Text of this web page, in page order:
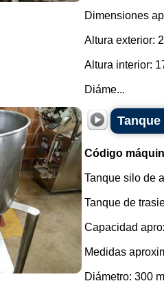
Dimensiones
Altura exterior:
Altura interior:
Diáme...
Código
Tanque silo de
Tanque de
Capacidad
Medidas
Diámetro: 300